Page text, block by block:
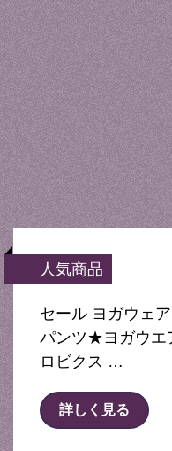
人気商品
セール ヨガウェ
パンツ★ヨガウエ
ロビクス …
詳しく見る